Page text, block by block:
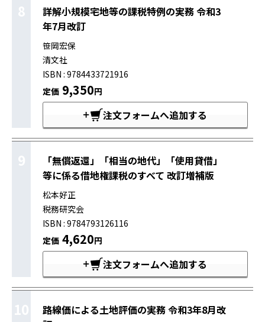
8
詳解小規模宅地等の課税特例の実務 令和3
年7月改訂
笹岡宏保
清文社
ISBN : 9784433721916
定価 9,350円
注文フォームへ追加する
9
「無償返還」「相当の地代」「使用貸借」
等に係る借地権課税のすべて 改訂増補版
松本好正
税務研究会
ISBN : 9784793126116
定価 4,620円
注文フォームへ追加する
10
路線価による土地評価の実務 令和3年8月改